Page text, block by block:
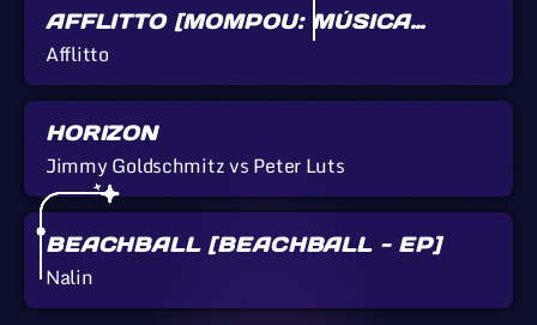
AFFLITTO [MOMPOU: MÚSICA
CALLADA]
Afflitto
HORIZON
Jimmy Goldschmitz vs Peter Luts
BEACHBALL [BEACHBALL - EP]
Nalin